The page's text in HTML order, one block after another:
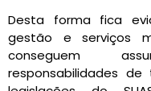
Desta forma fica
gestão e serviços
conseguem
responsabilidades